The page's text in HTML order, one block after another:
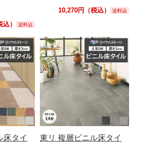
） 送料込
10,270円（税込） 送料込
床タイ
東リ 複層ビニル床タイ